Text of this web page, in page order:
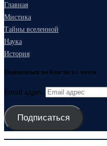
Главная
Мистика
Тайны вселенной
Наука
История
Подписаться на блог по эл. почте
Email адрес
Подписаться